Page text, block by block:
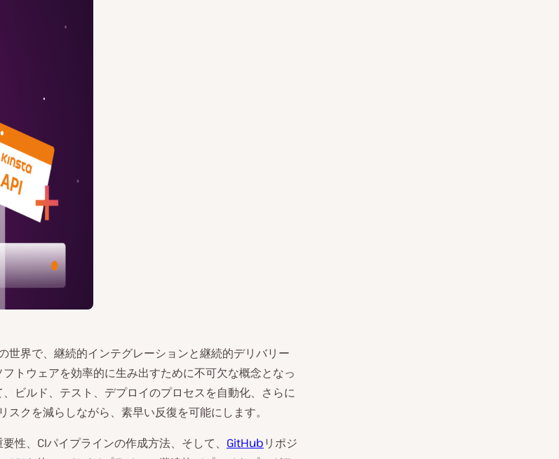
世界で、継続的インテグレーションと継続的デリバリー
トウェアを効率的に生み出すために不可欠な概念となっ
ビルド、テスト、デプロイのプロセスを自動化、さらに
スクを減らしながら、素早い反復を可能にします。
性、CIパイプラインの作成方法、そして、 GitHubリポジ